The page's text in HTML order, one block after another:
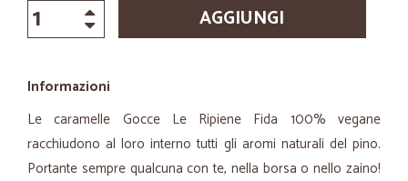
AGGIUNGI
Informazioni
Le caramelle Gocce Le Ripiene Fida 100% vegane
racchiudono al loro interno tutti gli aromi naturali del pino.
Portante sempre qualcuna con te, nella borsa o nello zaino!